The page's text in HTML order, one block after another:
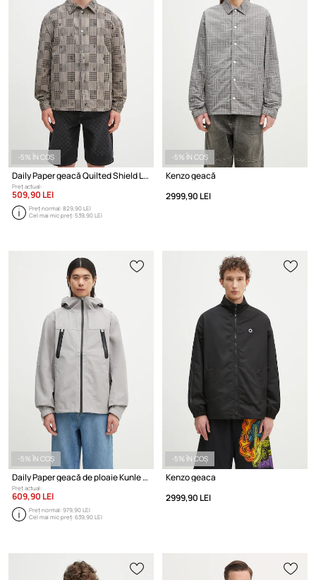
-5% ÎN COȘ
Daily Paper geacă Quilted Shield Ls Shirt
Preț actual:
509,90 LEI
Preț normal:829,90 LEI
Cel mai mic preț:539,90 LEI
-5% ÎN COȘ
Kenzo geacă
2999,90 LEI
-5% ÎN COȘ
Daily Paper geacă de ploaie Kunle Rain Jacket
Preț actual:
609,90 LEI
Preț normal:979,90 LEI
Cel mai mic preț:639,90 LEI
-5% ÎN COȘ
Kenzo geaca
2999,90 LEI